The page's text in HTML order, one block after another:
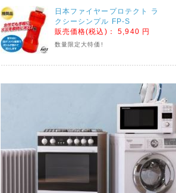
期間変更の可能性もございますので予めご了承ください
佐川急便の集荷・配達停止期間
通常商品対象
期間変更の可能性もございますので予めご了承ください
沖縄・北海道・離島の代引き終了のお知らせ
本日2020/07/16をもちまして沖縄・北海道・離島の代
縄・北海道・離島からのご注文による受け吊拒否があま
その為上記地域からの代引きでのご注文は、キャンセ
日本ファイヤープロテクト ラ
クシーシンプル FP-S
販売価格(税込)：5,940 円
数量限定大特価!